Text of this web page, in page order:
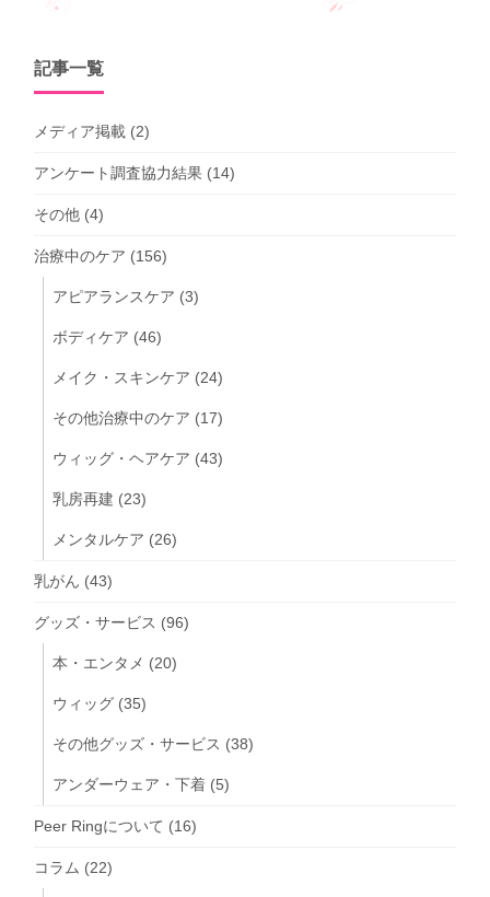
記事一覧
メディア掲載 (2)
アンケート調査協力結果 (14)
その他 (4)
治療中のケア (156)
アピアランスケア (3)
ボディケア (46)
メイク・スキンケア (24)
その他治療中のケア (17)
ウィッグ・ヘアケア (43)
乳房再建 (23)
メンタルケア (26)
乳がん (43)
グッズ・サービス (96)
本・エンタメ (20)
ウィッグ (35)
その他グッズ・サービス (38)
アンダーウェア・下着 (5)
Peer Ringについて (16)
コラム (22)